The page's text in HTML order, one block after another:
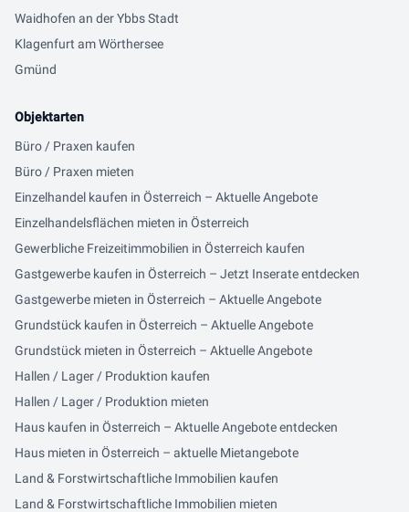
Waidhofen an der Ybbs Stadt
Klagenfurt am Wörthersee
Gmünd
Objektarten
Büro / Praxen kaufen
Büro / Praxen mieten
Einzelhandel kaufen in Österreich – Aktuelle Angebote
Einzelhandelsflächen mieten in Österreich
Gewerbliche Freizeitimmobilien in Österreich kaufen
Gastgewerbe kaufen in Österreich – Jetzt Inserate entdecken
Gastgewerbe mieten in Österreich – Aktuelle Angebote
Grundstück kaufen in Österreich – Aktuelle Angebote
Grundstück mieten in Österreich – Aktuelle Angebote
Hallen / Lager / Produktion kaufen
Hallen / Lager / Produktion mieten
Haus kaufen in Österreich – Aktuelle Angebote entdecken
Haus mieten in Österreich – aktuelle Mietangebote
Land & Forstwirtschaftliche Immobilien kaufen
Land & Forstwirtschaftliche Immobilien mieten